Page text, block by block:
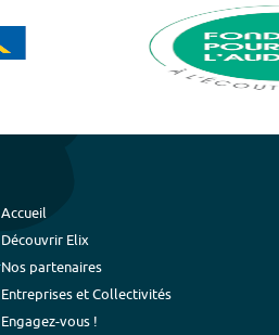
Accueil
Découvrir Elix
Nos partenaires
Entreprises et Collectivités
Engagez-vous !